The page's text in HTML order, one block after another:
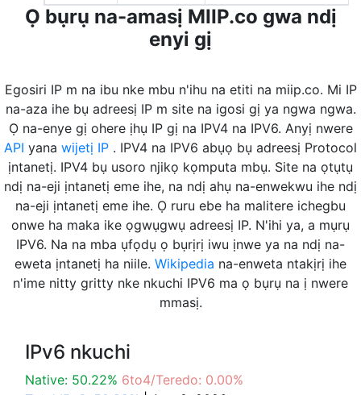
Ọ bụrụ na-amasị MIIP.co gwa ndị
enyi gị
Egosiri IP m na ibu nke mbu n'ihu na etiti na miip.co. Mi IP
na-aza ihe bụ adreesị IP m site na igosi gị ya ngwa ngwa.
Ọ na-enye gị ohere ịhụ IP gị na IPV4 na IPV6. Anyị nwere
API yana wijetị IP . IPV4 na IPV6 abụọ bụ adreesị Protocol
ịntanetị. IPV4 bụ usoro njikọ kọmputa mbụ. Site na ọtụtụ
ndị na-eji ịntanetị eme ihe, na ndị ahụ na-enwekwu ihe ndị
na-eji ịntanetị eme ihe. Ọ ruru ebe ha malitere ichegbu
onwe ha maka ike ọgwụgwụ adreesị IP. N'ihi ya, a mụrụ
IPV6. Na na mba ụfọdụ ọ bụrịrị iwu ịnwe ya na ndị na-
eweta ịntanetị ha niile. Wikipedia na-enweta ntakịrị ihe
n'ime nitty gritty nke nkuchi IPV6 ma ọ bụrụ na ị nwere
mmasị.
IPv6 nkuchi
Native: 50.22% 6to4/Teredo: 0.00%